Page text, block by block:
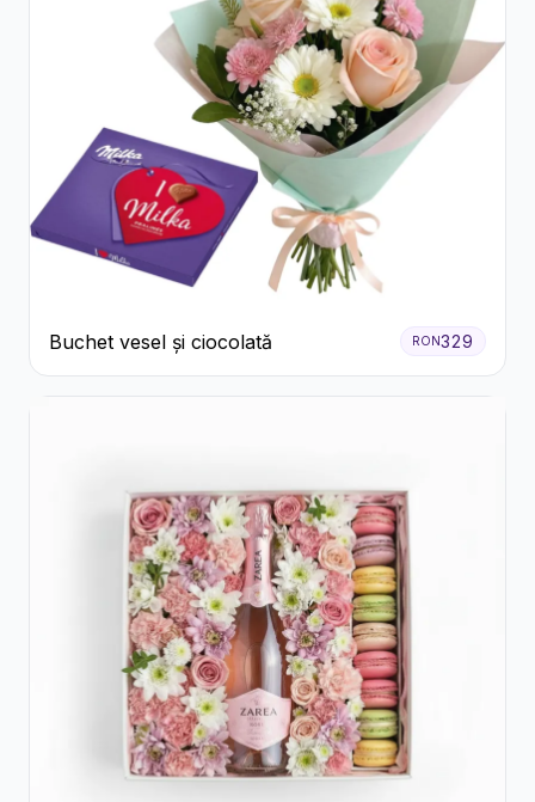
Buchet vesel și ciocolată RON329